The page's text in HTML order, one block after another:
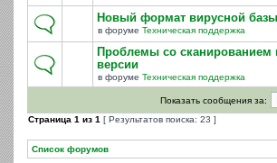
Новый формат вирусной базы
в форуме Техническая поддержка
Проблемы со сканированием
версии
в форуме Техническая поддержка
Показать сообщения за:
Страница 1 из 1 [ Результатов поиска: 23 ]
Список форумов